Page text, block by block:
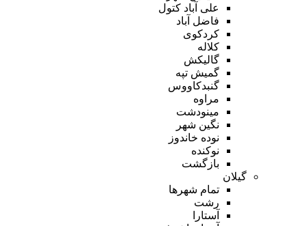
علی آباد کتول
فاضل آباد
کردکوی
کلاله
گالیکش
گمیش تپه
گنبدکاووس
مراوه
مینودشت
نگین شهر
نوده خاندوز
نوکنده
بازگشت
گیلان
تمام شهر‌ها
رشت
آستارا